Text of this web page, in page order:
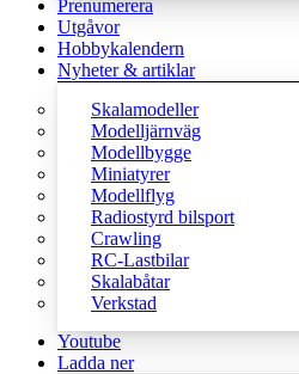
Prenumerera
Utgåvor
Hobbykalendern
Nyheter & artiklar
Skalamodeller
Modelljärnväg
Modellbygge
Miniatyrer
Modellflyg
Radiostyrd bilsport
Crawling
RC-Lastbilar
Skalabåtar
Verkstad
Youtube
Ladda ner